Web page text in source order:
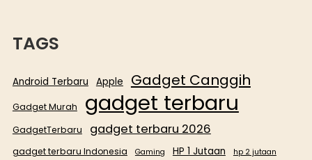
TAGS
Android Terbaru Apple Gadget Canggih
Gadget Murah gadget terbaru
GadgetTerbaru gadget terbaru 2026
gadget terbaru Indonesia Gaming HP 1 Jutaan hp 2 jutaan